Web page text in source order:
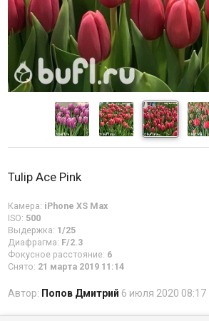
Tulip Ace Pink
Камера: iPhone XS Max
ISO: 500
Выдержка: 1/25
Диафрагма: F/2.3
Фокусное расстояние: 6
Снято: 21 марта 2019 11:14
Автор: Попов Дмитрий 6 июля 2020 08:17